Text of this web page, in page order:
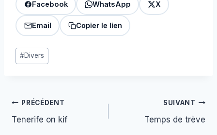
Facebook WhatsApp X
Email Copier le lien
Étiquettes
de
#Divers
Navigation
de
PRÉCÉDENT
Tenerife on kif
SUIVANT
Temps de trève